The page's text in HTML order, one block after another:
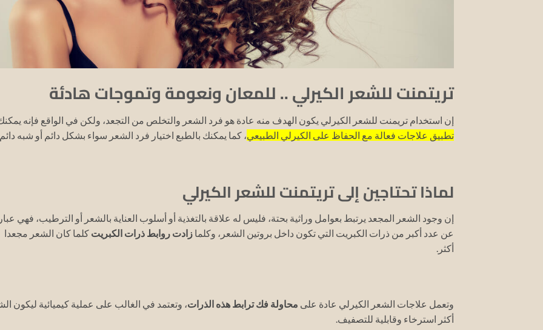
تريتمنت للشعر الكيرلي .. للمعان ونعومة وتموجات هادئة
إن استخدام تريمنت للشعر الكيرلي يكون الهدف منه عادة هو فرد الشعر والتخلص من التجعد، ولكن في الواقع فإنه
تطبيق علاجات فعالة مع الحفاظ على الكيرلي الطبيعي، كما يمكنك بالطبع اختيار فرد الشعر سواء بشكل دائم أو شبه
لماذا تحتاجين إلى تريتمنت للشعر الكيرلي
إن وجود الشعر المجعد يرتبط بعوامل وراثية بحتة، فليس له علاقة بالتغذية أو أسلوب العناية بالشعر أو الترطيب، فهي
عن عدد أكبر من ذرات الكبريت التي تكون داخل بروتين الشعر، وكلما زادت روابط ذرات الكبريت كلما كان الشعر مجعدا
أكثر.
وتعمل علاجات الشعر الكيرلي عادة على محاولة فك ترابط هذه الذرات، وتعتمد في الغالب على عملية كيميائية ليكون
أكثر استرخاء وقابلية للتصفيف.